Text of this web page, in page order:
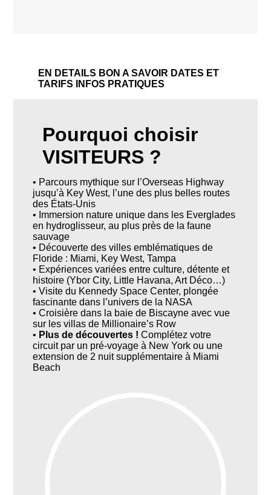
EN DETAILS BON A SAVOIR DATES ET
TARIFS
INFOS PRATIQUES
Pourquoi choisir
VISITEURS ?
• Parcours mythique sur l’Overseas Highway
jusqu’à Key West, l’une des plus belles routes
des États-Unis
• Immersion nature unique dans les Everglades
en hydroglisseur, au plus près de la faune
sauvage
• Découverte des villes emblématiques de
Floride : Miami, Key West, Tampa
• Expériences variées entre culture, détente et
histoire (Ybor City, Little Havana, Art Déco…)
• Visite du Kennedy Space Center, plongée
fascinante dans l’univers de la NASA
• Croisière dans la baie de Biscayne avec vue
sur les villas de Millionaire’s Row
• Plus de découvertes ! Complétez votre
circuit par un pré-voyage à New York ou une
extension de 2 nuit supplémentaire à Miami
Beach